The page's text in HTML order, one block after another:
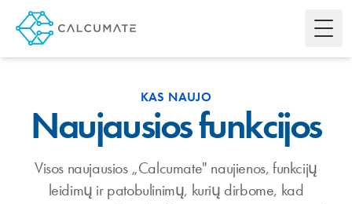
KAS NAUJO
Naujausios funkcijos
Visos naujausios „Calcumate" naujienos, funkcijų
leidimų ir patobulinimų, kurių dirbome, kad